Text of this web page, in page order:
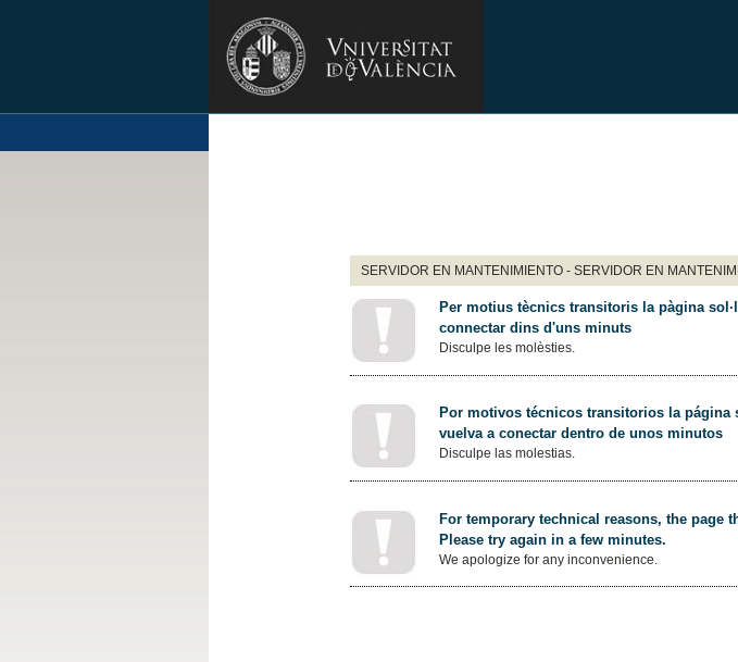
SERVIDOR EN MANTENIMIENTO - SERVIDOR EN
Per motius tècnics transitoris la pàgina
connectar dins d'uns minuts
Disculpe les molèsties.
Por motivos técnicos transitorios la
vuelva a conectar dentro de unos minutos
Disculpe las molestias.
For temporary technical reasons, the page
Please try again in a few minutes.
We apologize for any inconvenience.